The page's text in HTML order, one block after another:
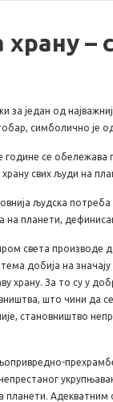
–
за један од
симболично је
године се обележава
храну свих људи на
људска
на планети,
света производе
добија на
храну. За то су у
што чини да
становништво
планети.